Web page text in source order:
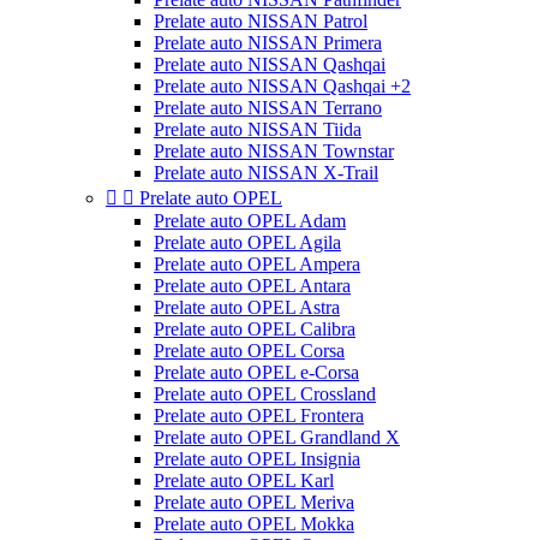
Prelate auto NISSAN Patrol
Prelate auto NISSAN Primera
Prelate auto NISSAN Qashqai
Prelate auto NISSAN Qashqai +2
Prelate auto NISSAN Terrano
Prelate auto NISSAN Tiida
Prelate auto NISSAN Townstar
Prelate auto NISSAN X-Trail
  Prelate auto OPEL
Prelate auto OPEL Adam
Prelate auto OPEL Agila
Prelate auto OPEL Ampera
Prelate auto OPEL Antara
Prelate auto OPEL Astra
Prelate auto OPEL Calibra
Prelate auto OPEL Corsa
Prelate auto OPEL e-Corsa
Prelate auto OPEL Crossland
Prelate auto OPEL Frontera
Prelate auto OPEL Grandland X
Prelate auto OPEL Insignia
Prelate auto OPEL Karl
Prelate auto OPEL Meriva
Prelate auto OPEL Mokka